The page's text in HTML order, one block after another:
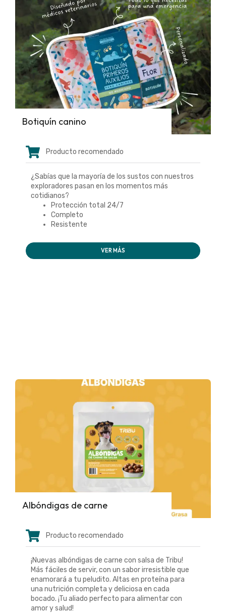
Botiquín canino
Producto recomendado
¿Sabías que la mayoría de los sustos con nuestros
exploradores pasan en los momentos más
cotidianos?
Protección total 24/7
Completo
Resistente
VER MÁS
Albóndigas de carne
Producto recomendado
¡Nuevas albóndigas de carne con salsa de Tribu!
Más fáciles de servir, con un sabor irresistible que
enamorará a tu peludito. Altas en proteína para
una nutrición completa y deliciosa en cada
bocado. ¡Tu aliado perfecto para alimentar con
amor y salud!